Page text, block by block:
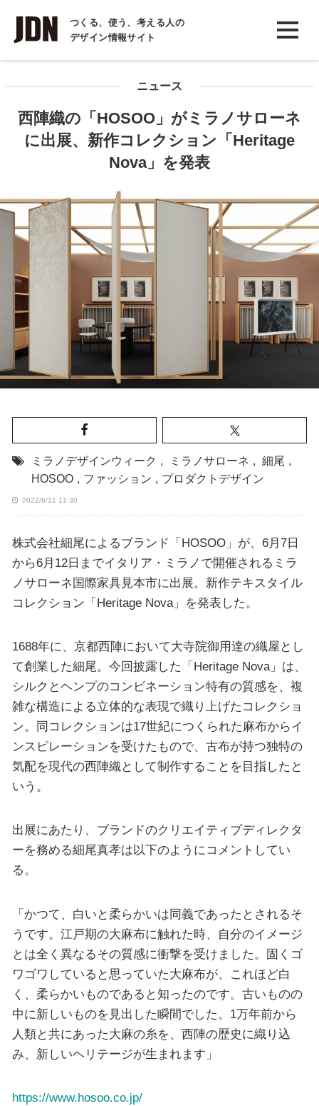
つくる、使う、考える人の
デザイン情報サイト
INTERVIEW
インタビュー
COLUMN
ニュース
西陣織の「HOSOO」がミラノサローネ
に出展、新作コレクション「Heritage
Nova」を発表
ミラノデザインウィーク , ミラノサローネ , 細尾 ,
HOSOO , ファッション , プロダクトデザイン
2022/6/11 11:30
株式会社細尾によるブランド「HOSOO」が、6月7日
から6月12日までイタリア・ミラノで開催されるミラ
ノサローネ国際家具見本市に出展。新作テキスタイル
コレクション「Heritage Nova」を発表した。
1688年に、京都西陣において大寺院御用達の織屋とし
て創業した細尾。今回披露した「Heritage Nova」は、
シルクとヘンプのコンビネーション特有の質感を、複
雑な構造による立体的な表現で織り上げたコレクショ
ン。同コレクションは17世紀につくられた麻布からイ
ンスピレーションを受けたもので、古布が持つ独特の
気配を現代の西陣織として制作することを目指したと
いう。
出展にあたり、ブランドのクリエイティブディレクタ
ーを務める細尾真孝は以下のようにコメントしてい
る。
「かつて、白いと柔らかいは同義であったとされるそ
うです。江戸期の大麻布に触れた時、自分のイメージ
とは全く異なるその質感に衝撃を受けました。固くゴ
ワゴワしていると思っていた大麻布が、これほど白
く、柔らかいものであると知ったのです。古いものの
中に新しいものを見出した瞬間でした。1万年前から
人類と共にあった大麻の糸を、西陣の歴史に織り込
み、新しいヘリテージが生まれます」
https://www.hosoo.co.jp/